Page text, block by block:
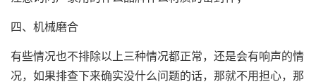
四、机械磨合
有些情况也不排除以上三种情况都正常，还是会有响声的情
况，如果排查下来确实没什么问题的话，那就不用担心，那